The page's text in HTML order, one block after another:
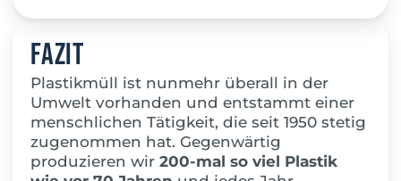
Fazit
Plastikmüll ist nunmehr überall in der
Umwelt vorhanden und entstammt einer
menschlichen Tätigkeit, die seit 1950 stetig
zugenommen hat. Gegenwärtig
produzieren wir200-mal so viel Plastik